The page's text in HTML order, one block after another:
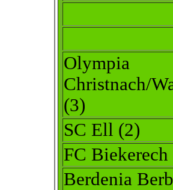
Olympia
Christnach/
(3)
SC Ell (2)
FC Biekerech
Berdenia